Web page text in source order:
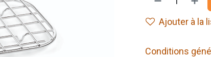
Ajouter à la
Conditions